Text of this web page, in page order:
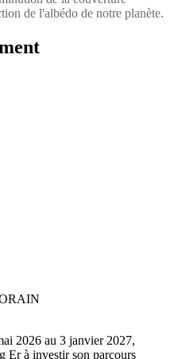
de l'albédo de notre planète.
2026 au 3 janvier 2027,
Er à investir son parcours